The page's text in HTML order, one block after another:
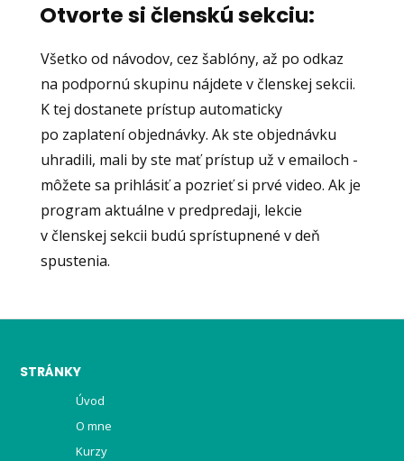
Otvorte si členskú sekciu:
Všetko od návodov, cez šablóny, až po odkaz
na podpornú skupinu nájdete v členskej sekcii.
K tej dostanete prístup automaticky
po zaplatení objednávky. Ak ste objednávku
uhradili, mali by ste mať prístup už v emailoch -
môžete sa prihlásiť a pozrieť si prvé video. Ak je
program aktuálne v predpredaji, lekcie
v členskej sekcii budú sprístupnené v deň
spustenia.
STRÁNKY
Úvod
O mne
Kurzy